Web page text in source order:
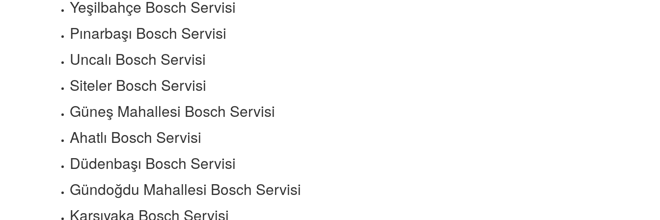
Yeşilbahçe Bosch Servisi
Pınarbaşı Bosch Servisi
Uncalı Bosch Servisi
Siteler Bosch Servisi
Güneş Mahallesi Bosch Servisi
Ahatlı Bosch Servisi
Düdenbaşı Bosch Servisi
Gündoğdu Mahallesi Bosch Servisi
Karşıyaka Bosch Servisi